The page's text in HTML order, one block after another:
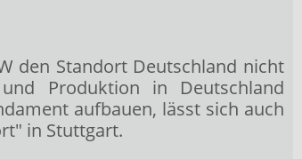
den Standort Deutschland nicht
Produktion in Deutschland
aufbauen, lässt sich auch
in Stuttgart.